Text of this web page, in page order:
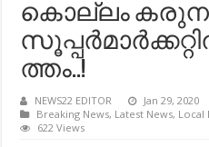
കൊല്ലം
ത്തം..!
NEWS22 EDITOR
Jan 29, 2020
Breaking News, Latest News, Local
622 Views